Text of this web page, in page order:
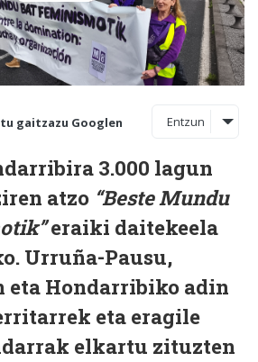
gaitzazu Googlen Entzun
3.000 lagun
atzo “Beste Mundu
eraiki daitekeela
Urruña-Pausu,
eta Hondarribiko adin
eta eragile
elkartu zituzten